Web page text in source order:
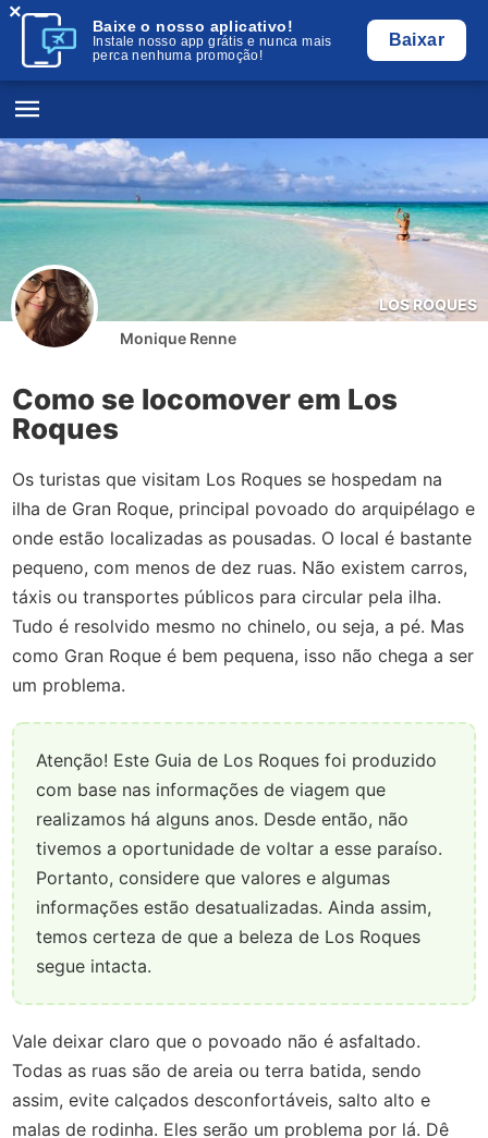
Baixe o nosso aplicativo!
Instale nosso app grátis e nunca mais
perca nenhuma promoção!
Baixar
×
LOS ROQUES
Monique Renne
Como se locomover em Los
Roques
Os turistas que visitam Los Roques se hospedam na
ilha de Gran Roque, principal povoado do arquipélago e
onde estão localizadas as pousadas. O local é bastante
pequeno, com menos de dez ruas. Não existem carros,
táxis ou transportes públicos para circular pela ilha.
Tudo é resolvido mesmo no chinelo, ou seja, a pé. Mas
como Gran Roque é bem pequena, isso não chega a ser
um problema.
Atenção! Este Guia de Los Roques foi produzido
com base nas informações de viagem que
realizamos há alguns anos. Desde então, não
tivemos a oportunidade de voltar a esse paraíso.
Portanto, considere que valores e algumas
informações estão desatualizadas. Ainda assim,
temos certeza de que a beleza de Los Roques
segue intacta.
Vale deixar claro que o povoado não é asfaltado.
Todas as ruas são de areia ou terra batida, sendo
assim, evite calçados desconfortáveis, salto alto e
malas de rodinha. Eles serão um problema por lá. Dê